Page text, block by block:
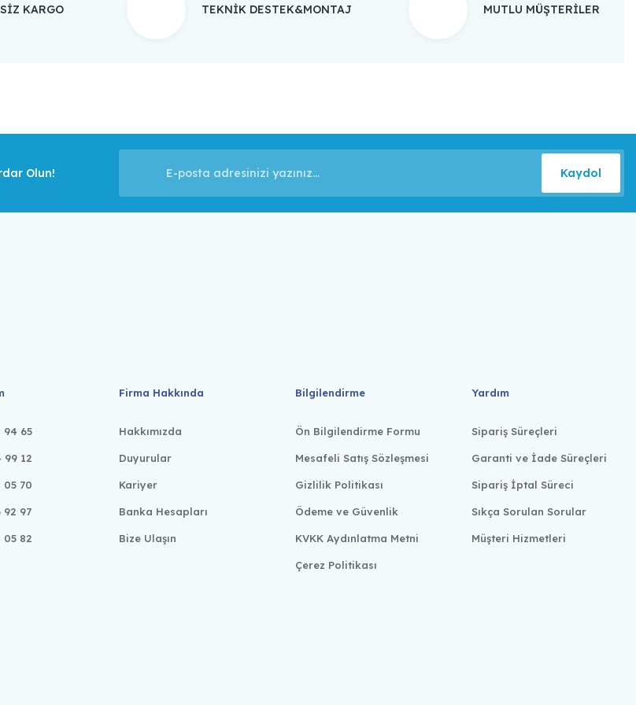
KARGO TEKNİK DESTEK&MONTAJ MUTLU MÜŞTERİLER
Olun! Kaydol
94 65
99 12
05 70
92 97
05 82
Firma Hakkında
Hakkımızda
Duyurular
Kariyer
Banka Hesapları
Bize Ulaşın
Bilgilendirme
Ön Bilgilendirme Formu
Mesafeli Satış Sözleşmesi
Gizlilik Politikası
Ödeme ve Güvenlik
KVKK Aydınlatma Metni
Çerez Politikası
Yardım
Sipariş Süreçleri
Garanti ve İade Süreçleri
Sipariş İptal Süreci
Sıkça Sorulan Sorular
Müşteri Hizmetleri